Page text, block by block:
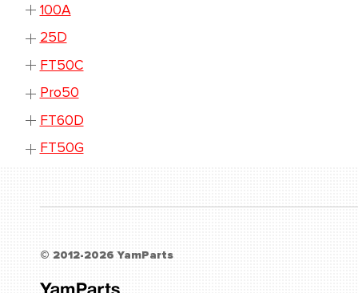
100A
25D
FT50C
Pro50
FT60D
FT50G
© 2012-2026 YamParts